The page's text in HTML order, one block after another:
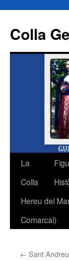
Colla
Vés
contingut
La
Colla
Hereu del
Comarcal)
← Sant